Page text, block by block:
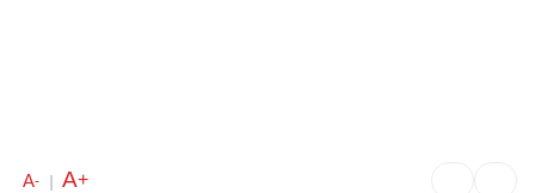
A- | A+